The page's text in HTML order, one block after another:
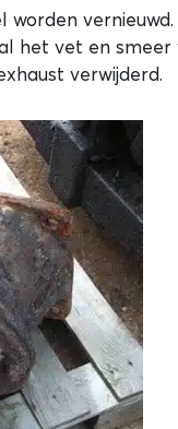
vernieuwd.
het vet en smeer
verwijderd.